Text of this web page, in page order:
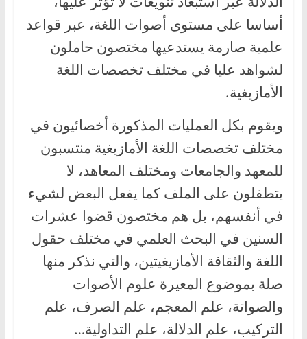
أساسا على مستوى أصوات اللغة، عبر قواعد
علمية صارمة يستدعيها مختصون حاملون
لشواهد عليا في مختلف تخصصات اللغة
الأمازيغية.
ويقوم بكل العمليات المذكورة أخصائيون في
مختلف تخصصات اللغة الأمازيغية منتسبون
للمعهد والجامعات ومختلف المعاهد، لا
يتطفلون على الملف كما يفعل البعض لشيء
في أنفسهم، بل هم مختصون قضوا عشرات
السنين في البحث العلمي في مختلف حقول
اللغة والثقافة الأمازيغيتين، والتي نذكر منها
صلة بموضوع المعيرة علوم الأصوات
والصواتة، علم المعجم، علم الصرف، علم
التركيب، علم الدلالة، علم التداولية…